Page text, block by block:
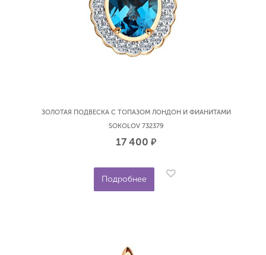
ЗОЛОТАЯ ПОДВЕСКА С ТОПАЗОМ ЛОНДОН И ФИАНИТАМИ
SOKOLOV 732379
17 400 р.
Подробнее